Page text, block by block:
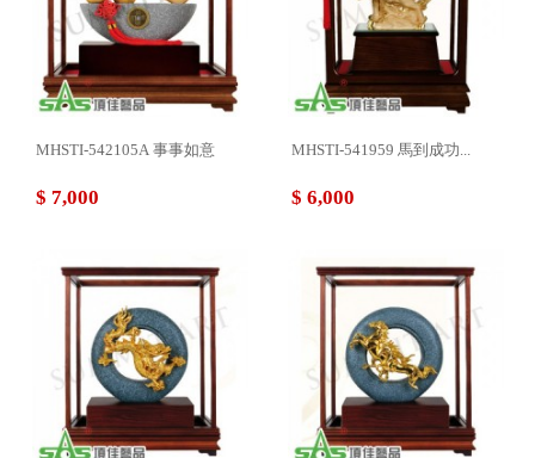
MHSTI-542105A 事事如意
$ 7,000
MHSTI-541959 馬到成功...
$ 6,000